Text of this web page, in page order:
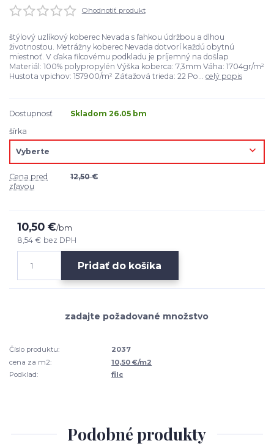
Ohodnotiť produkt
štýlový uzlíkový koberec Nevada s ľahkou údržbou a dlhou
životnosťou. Metrážny koberec Nevada dotvorí každú obytnú
miestnoť. V ďaka filcovému podkladu je príjemný na došlap
Materiál: 100% polypropylén Výška koberca: 7,3mm Váha: 1704gr/m²
Hustota vpichov: 157900/m² Záťažová trieda: 22 Po... celý popis
Dostupnosť
Skladom 26.05 bm
šírka
Cena pred
zľavou
12,50 €
10,50 €/bm
8,54 € bez DPH
Pridať do košíka
Číslo produktu:
2037
cena za m2:
10,50 €/m2
Podklad:
filc
Podobné produkty